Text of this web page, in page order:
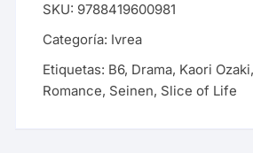
Sheep
#01
SKU: 9788419600981
Categoría: Ivrea
Etiquetas: B6, Drama, Kaori Ozaki,
Romance, Seinen, Slice of Life